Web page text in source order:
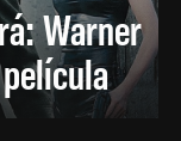
Warner